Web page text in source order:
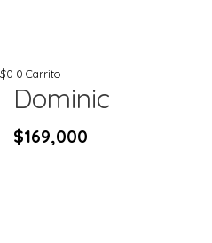
$0 0 Carrito
Dominic
$169,000